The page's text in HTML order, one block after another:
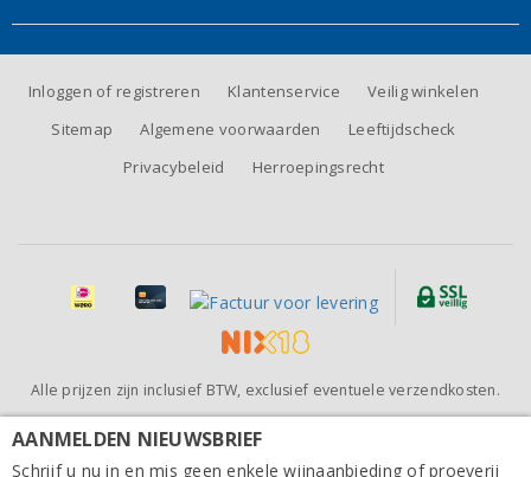
Granite Coast Vineyards Monterey Equoia Cabernet
Inloggen of registreren Klantenservice
Veilig winkelen
Sitemap
Algemene voorwaarden
Leeftijdscheck
Privacybeleid
Herroepingsrecht
Alle prijzen zijn inclusief BTW, exclusief eventuele verzendkosten.
Beoordeling vanWijnhandel BeauVin
beoordelingen
AANMELDEN NIEUWSBRIEF
Schrijf u nu in en mis geen enkele wijnaanbieding of proeverij